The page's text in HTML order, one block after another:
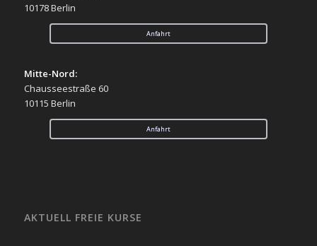
10178 Berlin
Anfahrt
Mitte-Nord:
Chausseestraße 60
10115 Berlin
Anfahrt
AKTUELL FREIE KURSE